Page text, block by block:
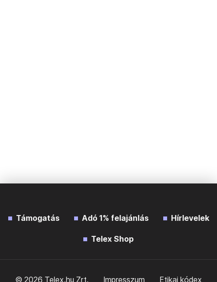
Támogatás Adó 1% felajánlás Hírlevelek
Telex Shop
© 2026 Telex.hu Zrt. Impresszum Etikai kódex